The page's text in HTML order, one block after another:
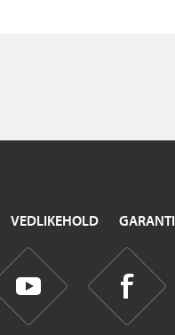
VEDLIKEHOLD GARANTI